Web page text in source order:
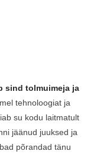
sind tolmuimeja ja
tehnoloogiat ja
su kodu laitmatult
jäänud juuksed ja
põrandad tänu